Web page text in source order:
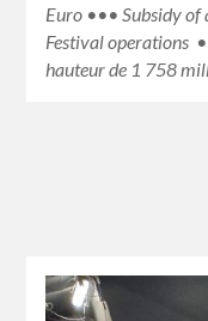
Euro ••• Subsidy
Festival operations
hauteur de 1 758